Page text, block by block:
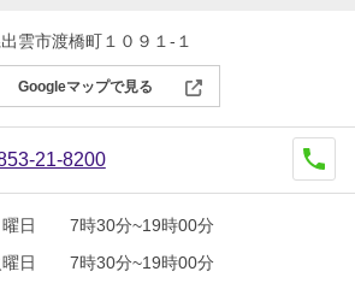
雲市渡橋町１０９１-１
Googleマップで見る
21-8200
曜日
7時30分~19時00分
日
7時30分~19時00分